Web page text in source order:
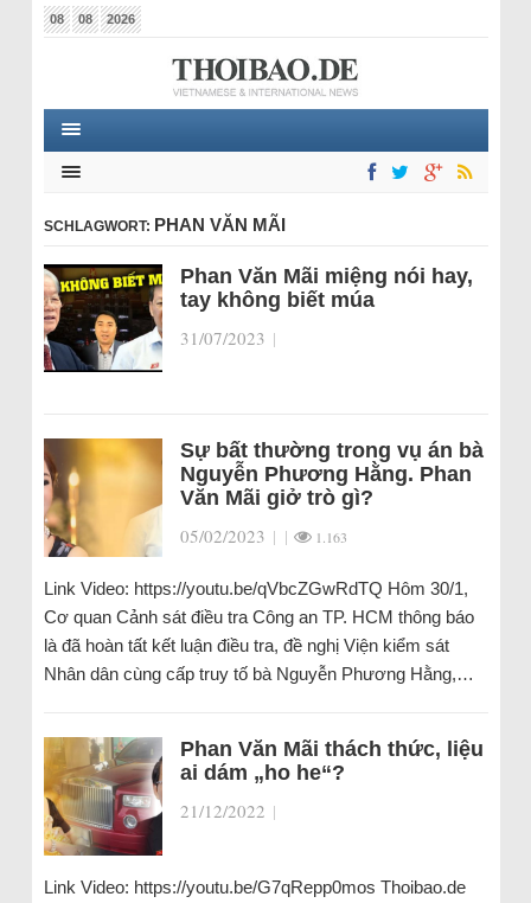
08 08 2026
SCHLAGWORT: PHAN VĂN MÃI
Phan Văn Mãi miệng nói hay,
tay không biết múa
31/07/2023 |
Sự bất thường trong vụ án bà
Nguyễn Phương Hằng. Phan
Văn Mãi giở trò gì?
05/02/2023 | | 1.163
Link Video: https://youtu.be/qVbcZGwRdTQ Hôm 30/1,
Cơ quan Cảnh sát điều tra Công an TP. HCM thông báo
là đã hoàn tất kết luận điều tra, đề nghị Viện kiểm sát
Nhân dân cùng cấp truy tố bà Nguyễn Phương Hằng,…
Phan Văn Mãi thách thức, liệu
ai dám „ho he“?
21/12/2022 |
Link Video: https://youtu.be/G7qRepp0mos Thoibao.de